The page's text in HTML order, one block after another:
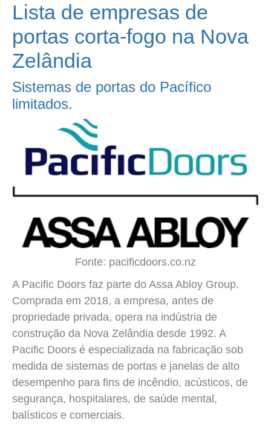
Lista de empresas de
portas corta-fogo na Nova
Zelândia
Sistemas de portas do Pacífico
limitados.
Fonte: pacificdoors.co.nz
A Pacific Doors faz parte do Assa Abloy Group.
Comprada em 2018, a empresa, antes de
propriedade privada, opera na indústria de
construção da Nova Zelândia desde 1992. A
Pacific Doors é especializada na fabricação sob
medida de sistemas de portas e janelas de alto
desempenho para fins de incêndio, acústicos, de
segurança, hospitalares, de saúde mental,
balísticos e comerciais.